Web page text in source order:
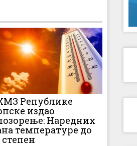
Републике
издао
Наредних
температуре до
степен